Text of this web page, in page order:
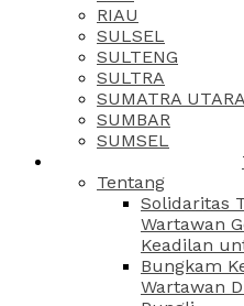
RIAU
SULSEL
SULTENG
SULTRA
SUMATRA UTARA
SUMBAR
SUMSEL
Tentang
Solidaritas
Wartawan
Keadilan
Bungkam
Wartawan